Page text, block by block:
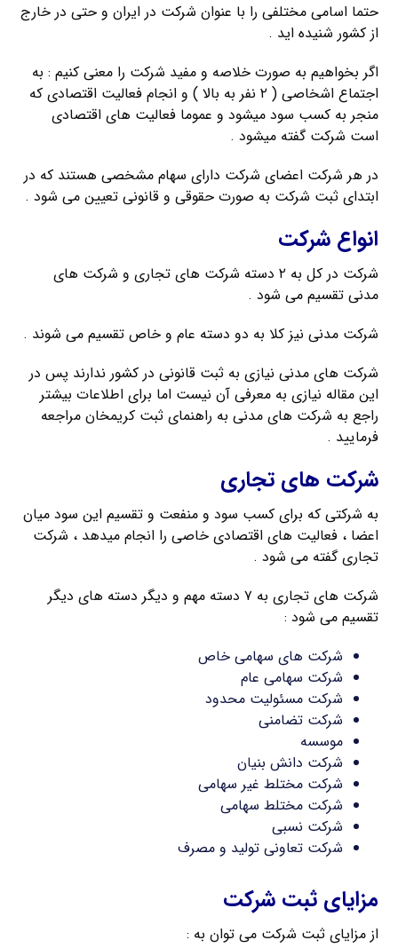
حتما اسامی مختلفی را با عنوان شرکت در ایران و حتی در خارج
از کشور شنیده اید .
اگر بخواهیم به صورت خلاصه و مفید شرکت را معنی کنیم : به
اجتماع اشخاصی ( ۲ نفر به بالا ) و انجام فعالیت اقتصادی که
منجر به کسب سود میشود و عموما فعالیت های اقتصادی
است شرکت گفته میشود .
در هر شرکت اعضای شرکت دارای سهام مشخصی هستند که در
ابتدای ثبت شرکت به صورت حقوقی و قانونی تعیین می شود .
انواع شرکت
شرکت در کل به ۲ دسته شرکت های تجاری و شرکت های
مدنی تقسیم می شود .
شرکت مدنی نیز کلا به دو دسته عام و خاص تقسیم می شوند .
شرکت های مدنی نیازی به ثبت قانونی در کشور ندارند پس در
این مقاله نیازی به معرفی آن نیست اما برای اطلاعات بیشتر
راجع به شرکت های مدنی به راهنمای ثبت کریمخان مراجعه
فرمایید .
شرکت های تجاری
به شرکتی که برای کسب سود و منفعت و تقسیم این سود میان
اعضا ، فعالیت های اقتصادی خاصی را انجام میدهد ، شرکت
تجاری گفته می شود .
شرکت های تجاری به ۷ دسته مهم و دیگر دسته های دیگر
تقسیم می شود :
شرکت های سهامی خاص
شرکت سهامی عام
شرکت مسئولیت محدود
شرکت تضامنی
موسسه
شرکت دانش بنیان
شرکت مختلط غیر سهامی
شرکت مختلط سهامی
شرکت نسبی
شرکت تعاونی تولید و مصرف
مزایای ثبت شرکت
از مزایای ثبت شرکت می توان به :